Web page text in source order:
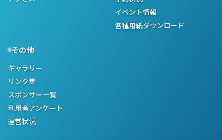
イベント情報
各種用紙ダウンロード
その他
ギャラリー
リンク集
スポンサー一覧
利用者アンケート
運営状況